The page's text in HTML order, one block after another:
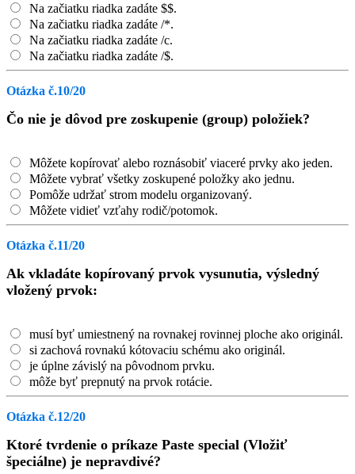
Na začiatku riadka zadáte $$.
Na začiatku riadka zadáte /*.
Na začiatku riadka zadáte /c.
Na začiatku riadka zadáte /$.
Otázka č.10/20
Čo nie je dôvod pre zoskupenie (group) položiek?
Môžete kopírovať alebo roznásobiť viaceré prvky ako jeden.
Môžete vybrať všetky zoskupené položky ako jednu.
Pomôže udržať strom modelu organizovaný.
Môžete vidieť vzťahy rodič/potomok.
Otázka č.11/20
Ak vkladáte kopírovaný prvok vysunutia, výsledný
vložený prvok:
musí byť umiestnený na rovnakej rovinnej ploche ako originál.
si zachová rovnakú kótovaciu schému ako originál.
je úplne závislý na pôvodnom prvku.
môže byť prepnutý na prvok rotácie.
Otázka č.12/20
Ktoré tvrdenie o príkaze Paste special (Vložiť
špeciálne) je nepravdivé?